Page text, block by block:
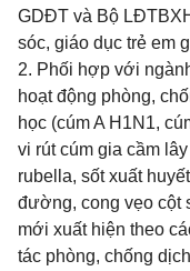
GDĐT và Bộ
sóc, giáo dục trẻ em
2. Phối hợp với
hoạt động phòng,
học (cúm A H1N1,
vi rút cúm gia cầm
rubella, sốt xuất
đường, cong vẹo cột
mới xuất hiện theo
tác phòng, chống